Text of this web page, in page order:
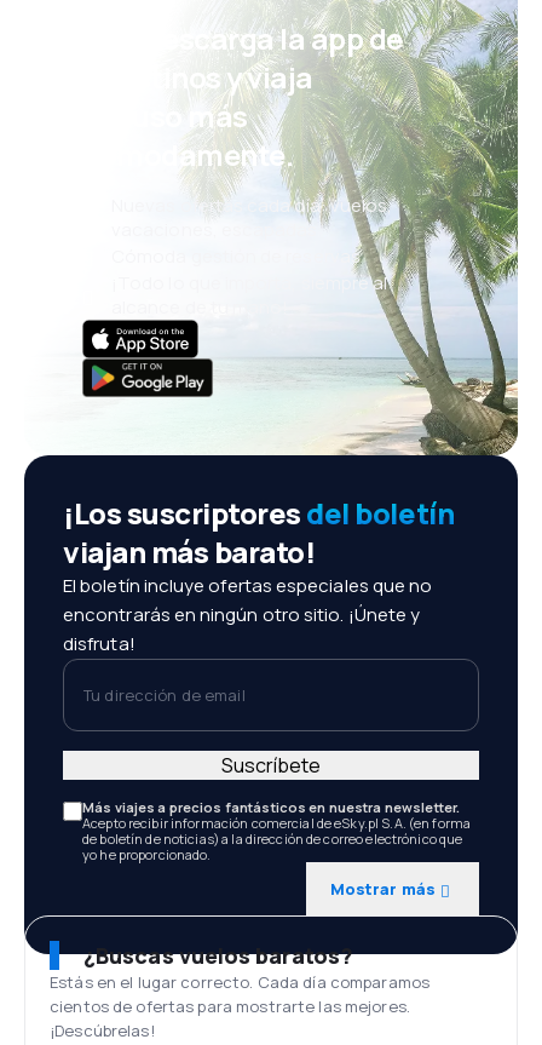
¡Eh! Descarga la app de
eDestinos y viaja
incluso más
cómodamente.
Nuevas ofertas cada día: vuelos,
vacaciones, escapadas
Cómoda gestión de reservas
¡Todo lo que importa, siempre al
¡Los suscriptoresdel boletín
viajan más barato!
El boletín incluye ofertas especiales que no
encontrarás en ningún otro sitio. ¡Únete y
disfruta!
Tu dirección de email
Más viajes a precios fantásticos en nuestra newsletter.
Acepto recibir información comercial de eSky.pl S.A. (en forma
de boletín de noticias) a la dirección de correo electrónico que
yo he proporcionado.
Mostrar más
Suscríbete
¿Buscas vuelos baratos?
Estás en el lugar correcto. Cada día comparamos
cientos de ofertas para mostrarte las mejores.
¡Descúbrelas!